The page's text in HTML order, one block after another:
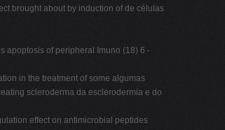
brought about by induction of de células
apoptosis of peripheral Imuno (18) 6 -
in the treatment of some algumas
scleroderma da esclerodermia e do
effect on antimicrobial peptides